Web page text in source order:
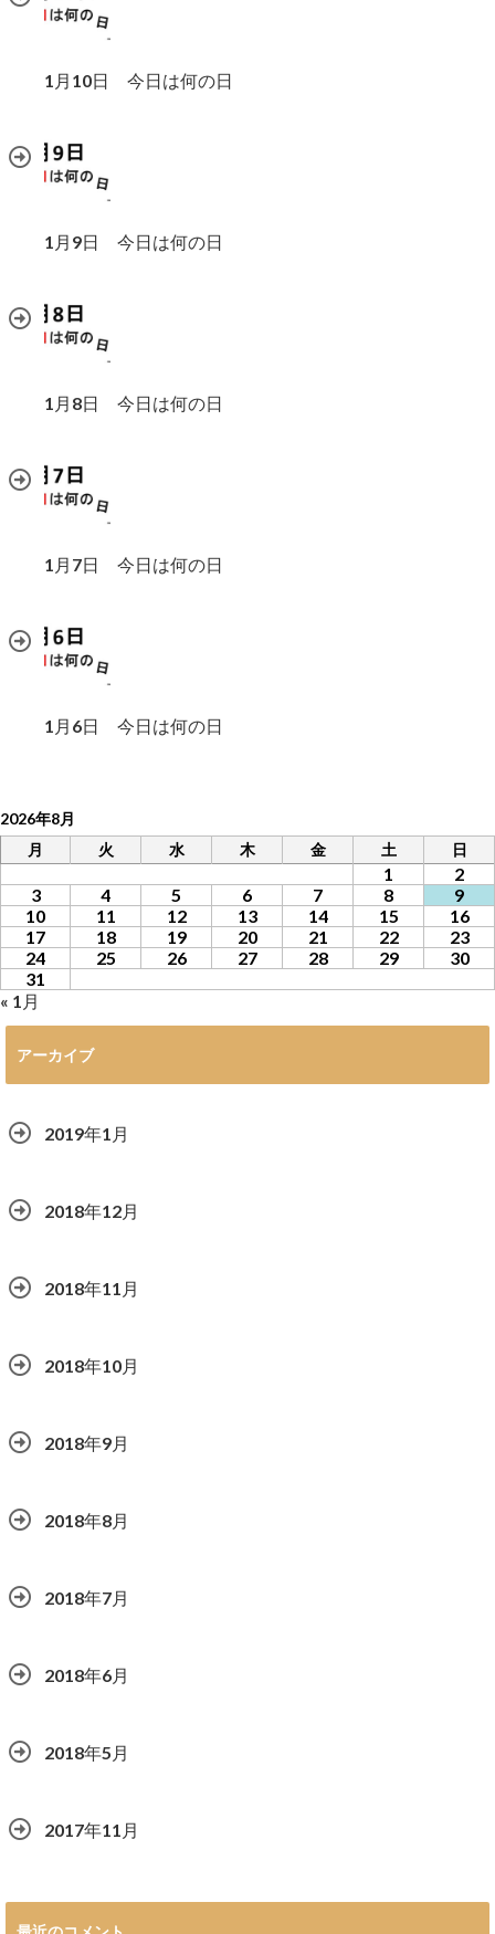
1月10日 今日は何の日
1月9日 今日は何の日
1月8日 今日は何の日
1月7日 今日は何の日
1月6日 今日は何の日
2026年8月
月
火 水 木 金 土 日
1
2
3
4 5 6 7 8
9
10
11 12 13 14 15
16
17
18 19 20 21 22
23
24
25 26 27 28 29
30
31
« 1月
アーカイブ
2019年1月
2018年12月
2018年11月
2018年10月
2018年9月
2018年8月
2018年7月
2018年6月
2018年5月
2017年11月